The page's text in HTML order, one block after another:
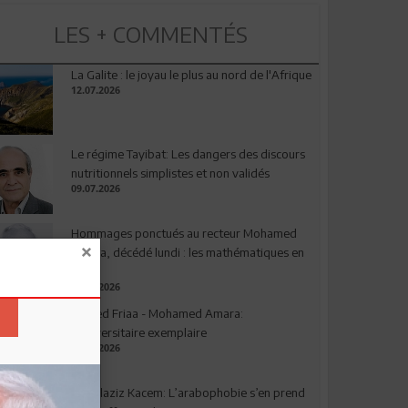
LES + COMMENTÉS
La Galite : le joyau le plus au nord de l'Afrique
12.07.2026
Le régime Tayibat: Les dangers des discours
nutritionnels simplistes et non validés
09.07.2026
Hommages ponctués au recteur Mohamed
Amara, décédé lundi : les mathématiques en
03.08.2026
Ahmed Friaa - Mohamed Amara:
l’Universitaire exemplaire
04.08.2026
Abdelaziz Kacem: L’arabophobie s’en prend